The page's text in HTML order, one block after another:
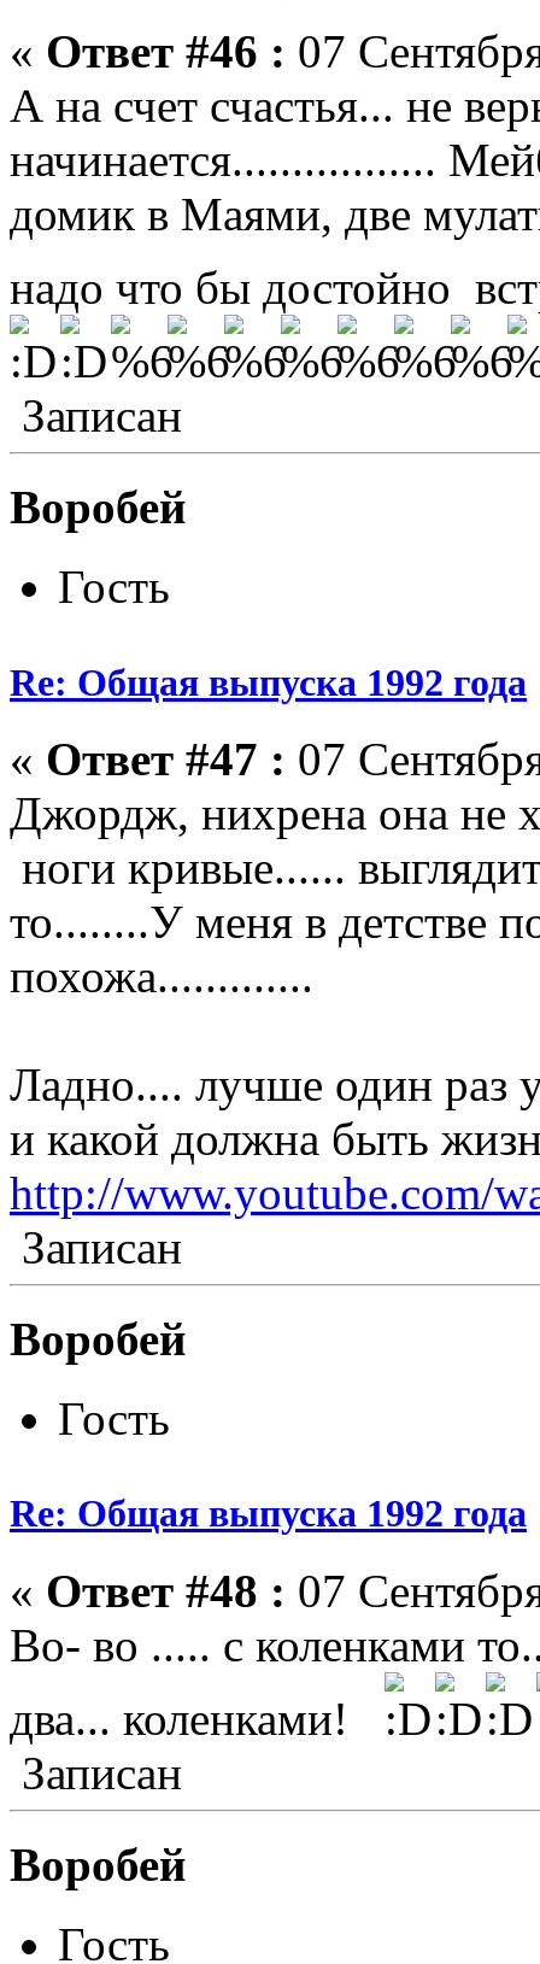
« Ответ #46 : 07
А на счет счастья... не
начинается.................
домик в Маями, две
надо что бы достойно
Записан
Воробей
Гость
Re: Общая выпуска 1992 года
« Ответ #47 : 07
Джордж, нихрена она не
ноги кривые......
то........У меня в детстве
похожа.............
Ладно.... лучше один раз
и какой должна быть
http://www.youtube.com/
Записан
Воробей
Гость
Re: Общая выпуска 1992 года
« Ответ #48 : 07
Во- во ..... с коленками
два... коленками!
Записан
Воробей
Гость